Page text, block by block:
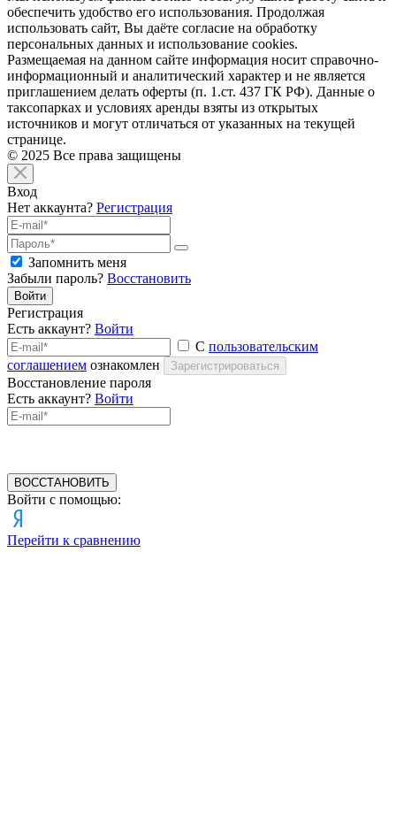
обеспечить удобство его использования. Продолжая
использовать сайт, Вы даёте согласие на обработку
персональных данных и использование cookies.
Размещаемая на данном сайте информация носит справочно-
информационный и аналитический характер и не является
приглашением делать оферты (п. 1.ст. 437 ГК РФ). Данные о
таксопарках и условиях аренды взяты из открытых
источников и могут отличаться от указанных на текущей
странице.
© 2025 Все права защищены
Вход
Нет аккаунта? Регистрация
Запомнить меня
Забыли пароль? Восстановить
Войти
Регистрация
Есть аккаунт? Войти
С пользовательским
соглашением ознакомлен Зарегистрироваться
Восстановление пароля
Есть аккаунт? Войти
ВОССТАНОВИТЬ
Войти с помощью:
Перейти к сравнению